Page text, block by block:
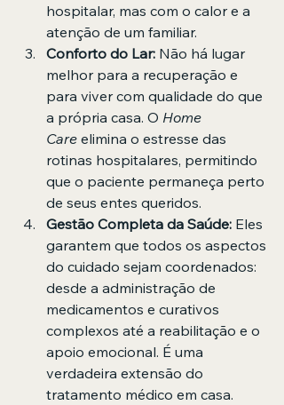
hospitalar, mas com o calor e a
atenção de um familiar.
Conforto do Lar: Não há lugar
melhor para a recuperação e
para viver com qualidade do que
a própria casa. O Home
Care elimina o estresse das
rotinas hospitalares, permitindo
que o paciente permaneça perto
de seus entes queridos.
Gestão Completa da Saúde: Eles
garantem que todos os aspectos
do cuidado sejam coordenados:
desde a administração de
medicamentos e curativos
complexos até a reabilitação e o
apoio emocional. É uma
verdadeira extensão do
tratamento médico em casa.